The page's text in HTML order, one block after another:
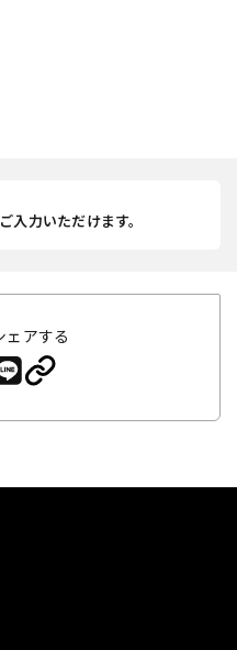
入力いただけます。
ェアする